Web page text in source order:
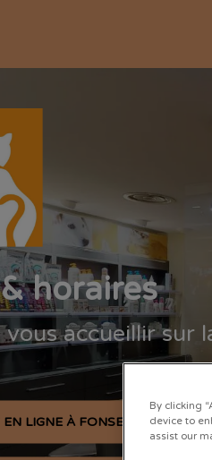
d'accueil de Clinique Autan
horaires
accueillir sur
LIGNE À FONSEGRIVES
By clicking
device to
assist our